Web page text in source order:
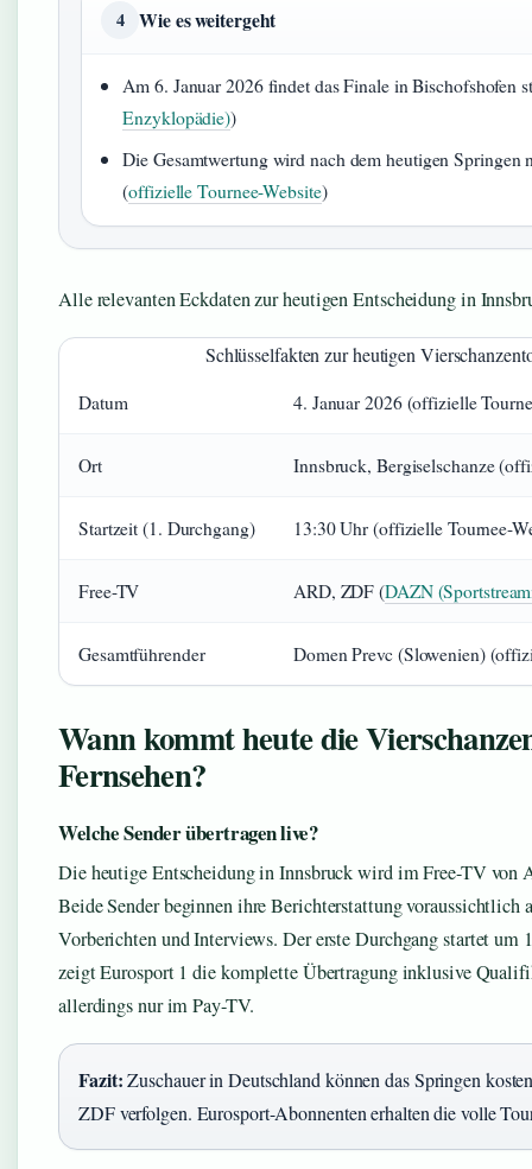
4 Wie es weitergeht
Am 6. Januar 2026 findet das Finale in Bischofshofen
Enzyklopädie))
Die Gesamtwertung wird nach dem heutigen Springen
(offizielle Tournee-Website)
Alle relevanten Eckdaten zur heutigen Entscheidung in
Schlüsselfakten zur heutigen
Datum 4. Januar 2026 (offizielle
Ort Innsbruck, Bergiselschanze
Startzeit (1. Durchgang) 13:30 Uhr (offizielle Tournee-
Free-TV ARD, ZDF (DAZN
Gesamtführender Domen Prevc (Slowenien)
Wann kommt heute die
Fernsehen?
Welche Sender übertragen live?
Die heutige Entscheidung in Innsbruck wird im Free-TV von
Beide Sender beginnen ihre Berichterstattung voraussichtlich
Vorberichten und Interviews. Der erste Durchgang startet um
zeigt Eurosport 1 die komplette Übertragung inklusive
allerdings nur im Pay-TV.
Fazit:Zuschauer in Deutschland können das Springen
ZDF verfolgen. Eurosport-Abonnenten erhalten die volle